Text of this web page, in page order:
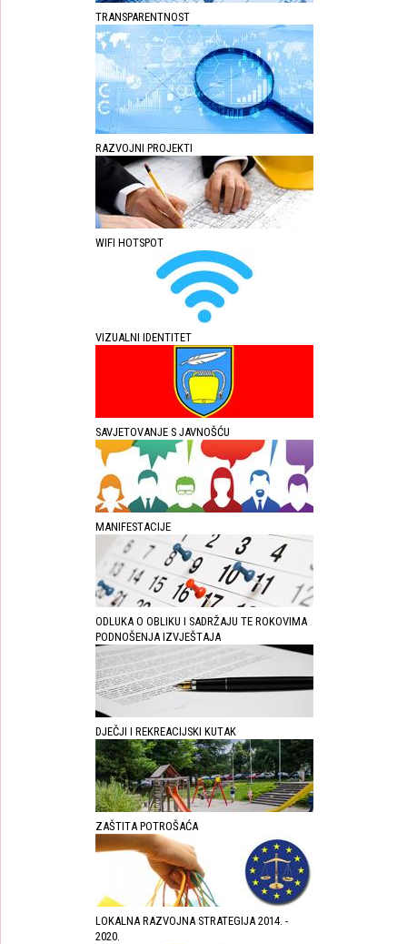
TRANSPARENTNOST
RAZVOJNI PROJEKTI
WIFI HOTSPOT
VIZUALNI IDENTITET
SAVJETOVANJE S JAVNOŠĆU
MANIFESTACIJE
ODLUKA O OBLIKU I SADRŽAJU TE ROKOVIMA
PODNOŠENJA IZVJEŠTAJA
DJEČJI I REKREACIJSKI KUTAK
ZAŠTITA POTROŠAĆA
LOKALNA RAZVOJNA STRATEGIJA 2014. -
2020.